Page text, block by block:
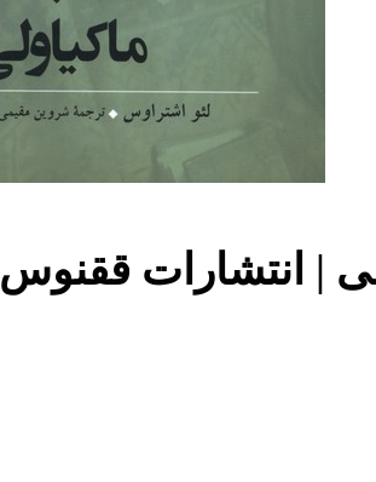
| انتشارات ققنوس